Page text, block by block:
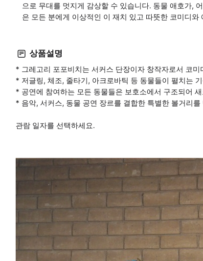
으로 무대를 멋지게 감상할 수 있습니다. 동물 애호가,
은 모든 분에게 이상적인 이 재치 있고 따뜻한 코미디
상품설명
* 그레고리 포포비치는 서커스 단장이자 창작자로서 코
* 저글링, 체조, 줄타기, 아크로바틱 등 동물들이 펼치는
* 공연에 참여하는 모든 동물들은 보호소에서 구조되어
* 음악, 서커스, 동물 공연 장르를 결합한 특별한 볼거리를
관람 일자를 선택하세요.